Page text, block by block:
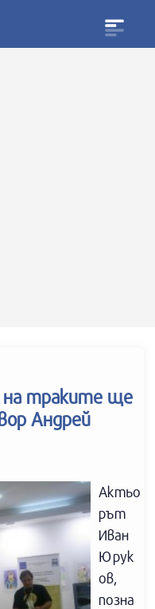
траките ще
Андрей
Актьо
рът
Иван
Юрук
ов,
позна